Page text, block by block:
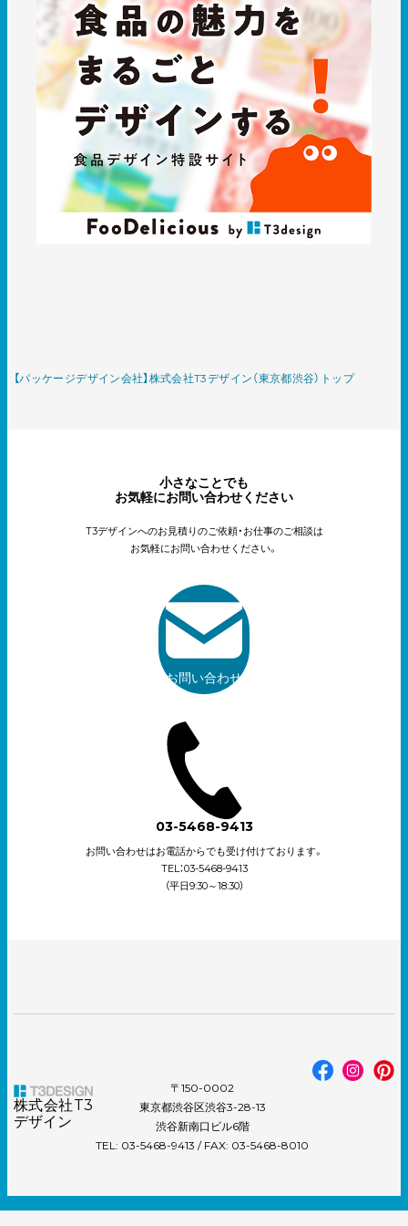
【パッケージデザイン会社】株式会社T3デザイン（東京都渋谷）トップ
小さなことでも
お気軽にお問い合わせください
T3デザインへのお見積りのご依頼・お仕事のご相談は
お気軽にお問い合わせください。
お問い合わせ
03-5468-9413
お問い合わせはお電話からでも受け付けております。
TEL：03-5468-9413
（平日9:30～18:30）
株式会社T3
デザイン
〒150-0002
東京都渋谷区渋谷3-28-13
渋谷新南口ビル6階
TEL: 03-5468-9413 / FAX: 03-5468-8010